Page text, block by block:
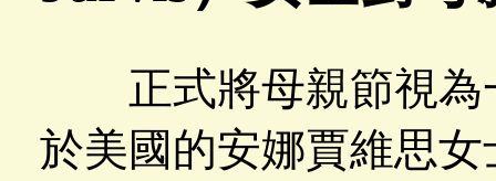
正式將母親節視為
於美國的安娜賈維思女